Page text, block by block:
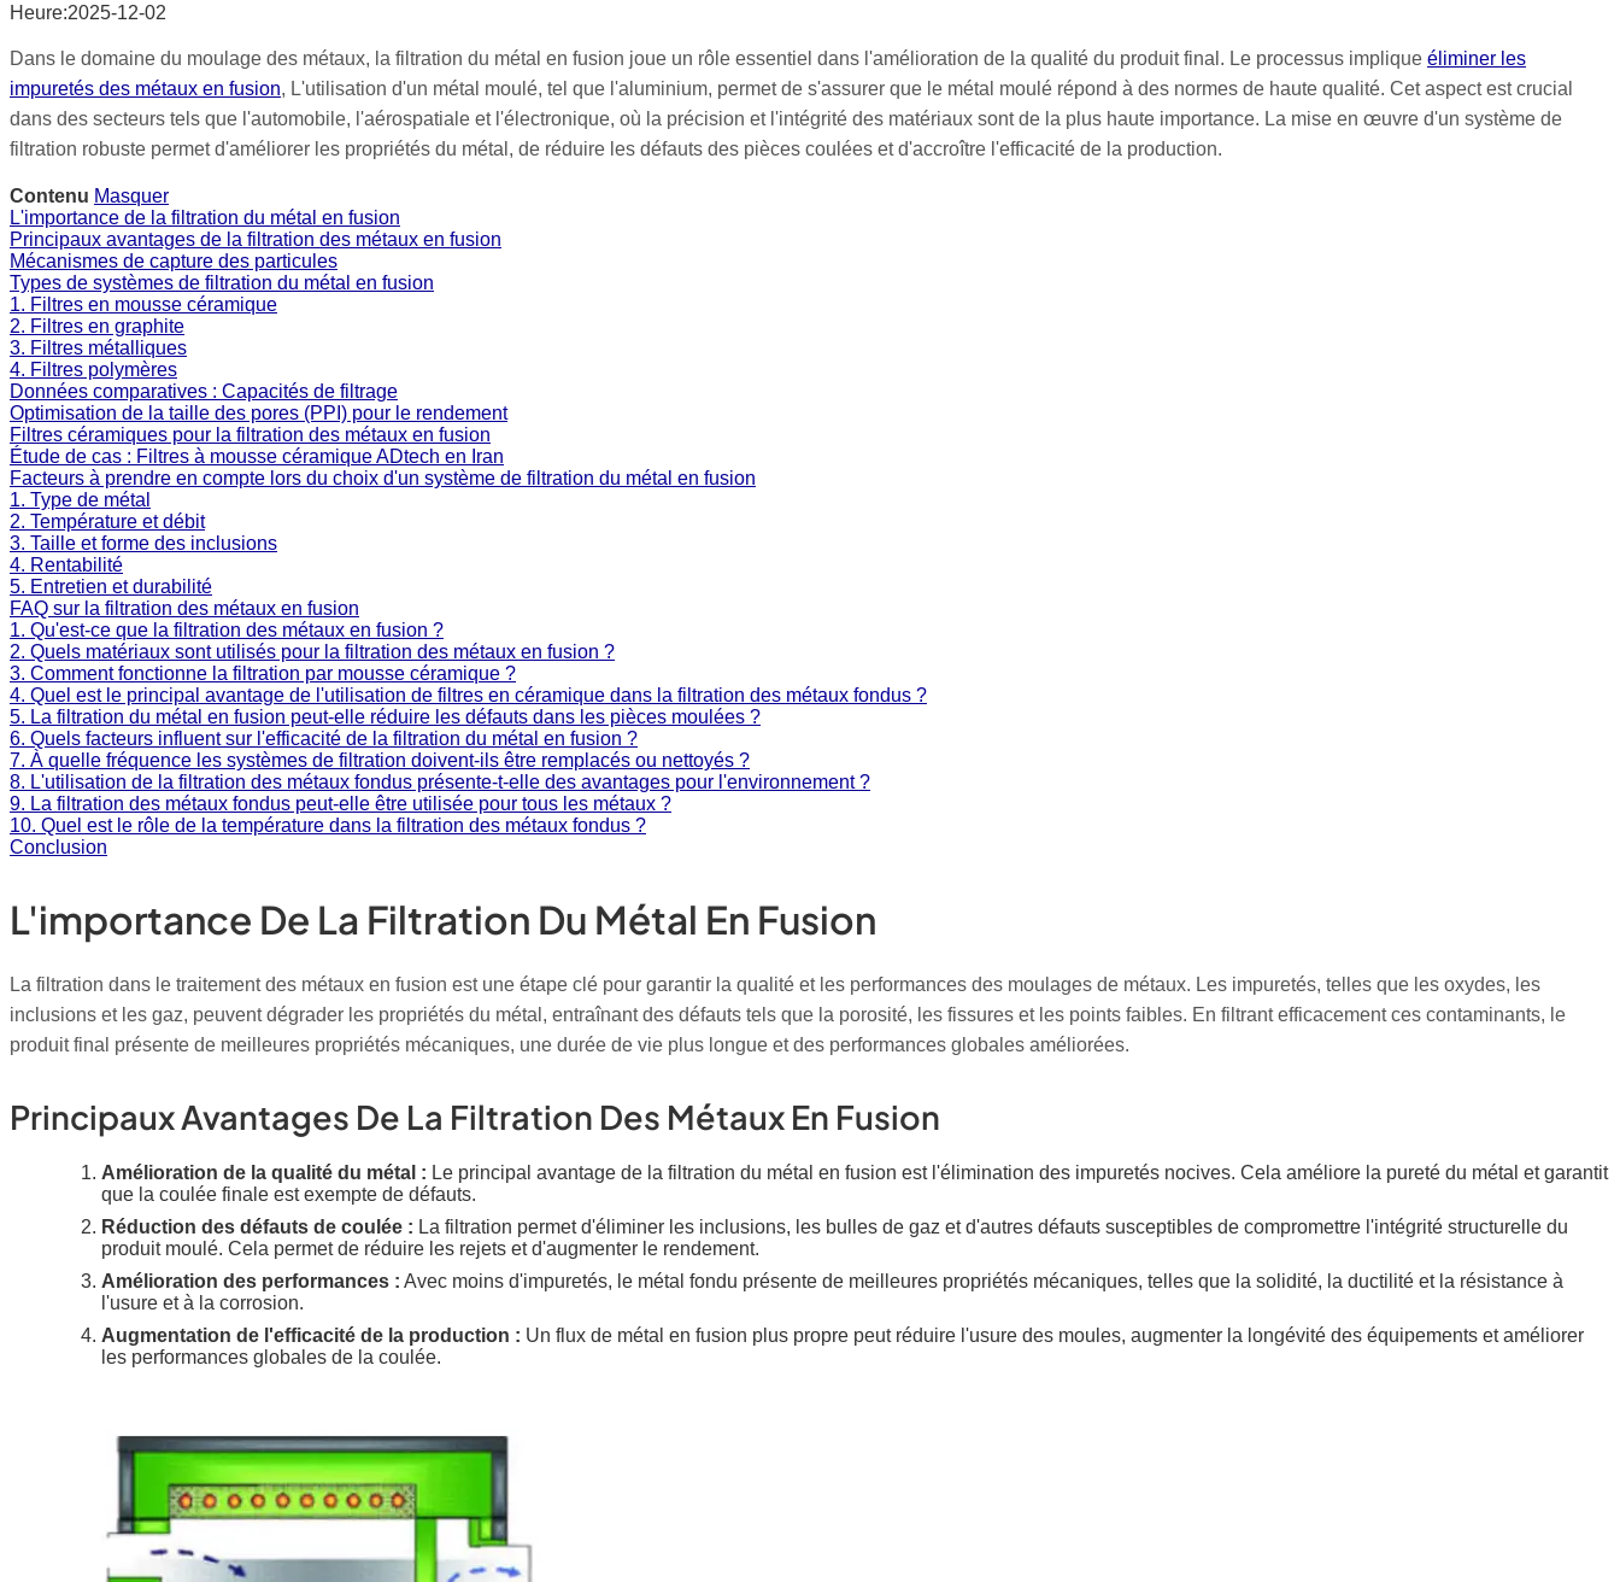
Heure:2025-12-02
Dans le domaine du moulage des métaux, la filtration du métal en fusion joue un rôle essentiel dans l'amélioration de la qualité du produit final. Le processus implique éliminer les
impuretés des métaux en fusion, L'utilisation d'un métal moulé, tel que l'aluminium, permet de s'assurer que le métal moulé répond à des normes de haute qualité. Cet aspect est crucial
dans des secteurs tels que l'automobile, l'aérospatiale et l'électronique, où la précision et l'intégrité des matériaux sont de la plus haute importance. La mise en œuvre d'un système de
filtration robuste permet d'améliorer les propriétés du métal, de réduire les défauts des pièces coulées et d'accroître l'efficacité de la production.
Contenu Masquer
L'importance de la filtration du métal en fusion
Principaux avantages de la filtration des métaux en fusion
Mécanismes de capture des particules
Types de systèmes de filtration du métal en fusion
1. Filtres en mousse céramique
2. Filtres en graphite
3. Filtres métalliques
4. Filtres polymères
Données comparatives : Capacités de filtrage
Optimisation de la taille des pores (PPI) pour le rendement
Filtres céramiques pour la filtration des métaux en fusion
Étude de cas : Filtres à mousse céramique ADtech en Iran
Facteurs à prendre en compte lors du choix d'un système de filtration du métal en fusion
1. Type de métal
2. Température et débit
3. Taille et forme des inclusions
4. Rentabilité
5. Entretien et durabilité
FAQ sur la filtration des métaux en fusion
1. Qu'est-ce que la filtration des métaux en fusion ?
2. Quels matériaux sont utilisés pour la filtration des métaux en fusion ?
3. Comment fonctionne la filtration par mousse céramique ?
4. Quel est le principal avantage de l'utilisation de filtres en céramique dans la filtration des métaux fondus ?
5. La filtration du métal en fusion peut-elle réduire les défauts dans les pièces moulées ?
6. Quels facteurs influent sur l'efficacité de la filtration du métal en fusion ?
7. À quelle fréquence les systèmes de filtration doivent-ils être remplacés ou nettoyés ?
8. L'utilisation de la filtration des métaux fondus présente-t-elle des avantages pour l'environnement ?
9. La filtration des métaux fondus peut-elle être utilisée pour tous les métaux ?
10. Quel est le rôle de la température dans la filtration des métaux fondus ?
Conclusion
L'importance De La Filtration Du Métal En Fusion
La filtration dans le traitement des métaux en fusion est une étape clé pour garantir la qualité et les performances des moulages de métaux. Les impuretés, telles que les oxydes, les
inclusions et les gaz, peuvent dégrader les propriétés du métal, entraînant des défauts tels que la porosité, les fissures et les points faibles. En filtrant efficacement ces contaminants, le
produit final présente de meilleures propriétés mécaniques, une durée de vie plus longue et des performances globales améliorées.
Principaux Avantages De La Filtration Des Métaux En Fusion
Amélioration de la qualité du métal : Le principal avantage de la filtration du métal en fusion est l'élimination des impuretés nocives. Cela améliore la pureté du métal et garantit
que la coulée finale est exempte de défauts.
Réduction des défauts de coulée : La filtration permet d'éliminer les inclusions, les bulles de gaz et d'autres défauts susceptibles de compromettre l'intégrité structurelle du
produit moulé. Cela permet de réduire les rejets et d'augmenter le rendement.
Amélioration des performances : Avec moins d'impuretés, le métal fondu présente de meilleures propriétés mécaniques, telles que la solidité, la ductilité et la résistance à
l'usure et à la corrosion.
Augmentation de l'efficacité de la production : Un flux de métal en fusion plus propre peut réduire l'usure des moules, augmenter la longévité des équipements et améliorer
les performances globales de la coulée.